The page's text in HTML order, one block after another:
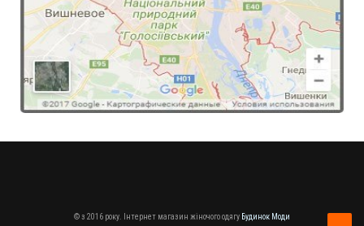
© з 2016 року. Інтернет магазин жіночого одягу Будинок Моди